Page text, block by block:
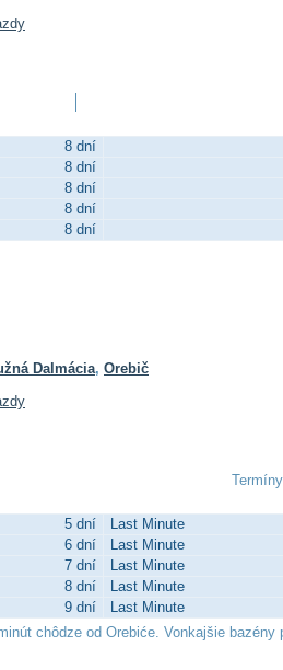
8 dní
8 dní
8 dní
8 dní
8 dní
Dalmácia, Orebič
5 dní Last Minute
6 dní Last Minute
7 dní Last Minute
8 dní Last Minute
9 dní Last Minute
chôdze od Orebiće. Vonkajšie